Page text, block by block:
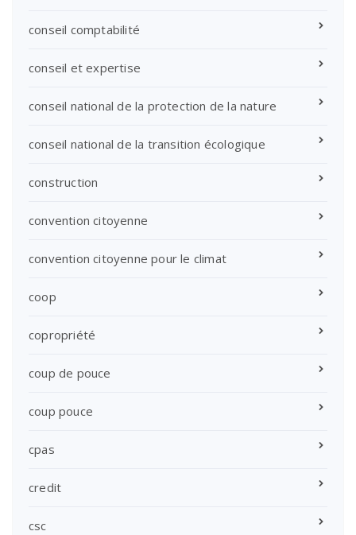
conseil comptabilité
conseil et expertise
conseil national de la protection de la nature
conseil national de la transition écologique
construction
convention citoyenne
convention citoyenne pour le climat
coop
copropriété
coup de pouce
coup pouce
cpas
credit
csc